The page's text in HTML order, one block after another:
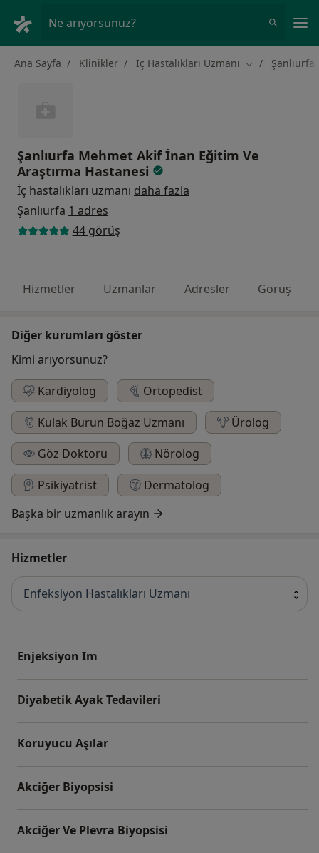
Ne arıyorsunuz?
Ana Sayfa Klinikler İç Hastalıkları Uzmanı Şehir değiştir
Şanlıurfa
Şanlıurfa Mehmet Akif İnan Eğitim Ve
Araştırma Hastanesi
İç hastalıkları uzmanı daha fazla
Şanlıurfa 1 adres
44 görüş
Hizmetler Uzmanlar Adresler Görüş
Diğer kurumları göster
Kimi arıyorsunuz?
Kardiyolog
Ortopedist
Kulak Burun Boğaz Uzmanı
Ürolog
Göz Doktoru
Nörolog
Psikiyatrist
Dermatolog
Başka bir uzmanlık arayın
Hizmetler
Enfeksiyon Hastalıkları Uzmanı
Enjeksiyon Im
Diyabetik Ayak Tedavileri
Koruyucu Aşılar
Akciğer Biyopsisi
Akciğer Ve Plevra Biyopsisi